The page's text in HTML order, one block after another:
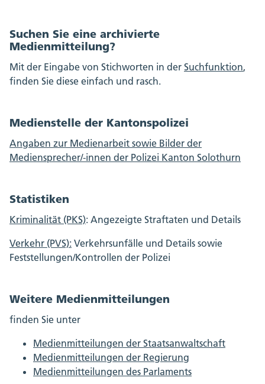
Suchen Sie eine archivierte
Medienmitteilung?
Mit der Eingabe von Stichworten in der Suchfunktion,
finden Sie diese einfach und rasch.
Medienstelle der Kantonspolizei
Angaben zur Medienarbeit sowie Bilder der
Mediensprecher/-innen der Polizei Kanton Solothurn
Statistiken
Kriminalität (PKS): Angezeigte Straftaten und Details
Verkehr (PVS): Verkehrsunfälle und Details sowie
Feststellungen/Kontrollen der Polizei
Weitere Medienmitteilungen
finden Sie unter
Medienmitteilungen der Staatsanwaltschaft
Medienmitteilungen der Regierung
Medienmitteilungen des Parlaments